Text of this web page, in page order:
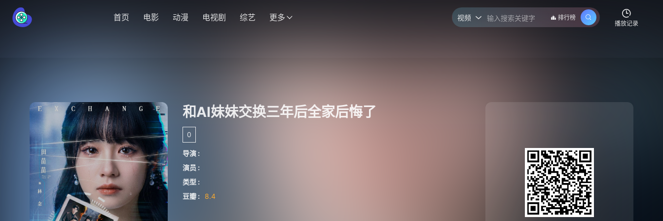
首页 电影 动漫 电视剧 综艺 更多 视频 
排行榜
播放记录
和AI妹妹交换三年后全家后悔了
0
导演 :
演员 :
类型 :
豆瓣 :
8.4